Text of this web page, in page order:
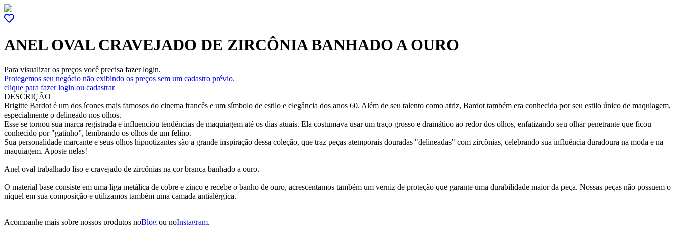
ANEL OVAL CRAVEJADO DE ZIRCÔNIA BANHADO A OURO
Para visualizar os preços você precisa fazer login.
Protegemos seu negócio não exibindo os preços sem um cadastro prévio.
clique para fazer login ou cadastrar
DESCRIÇÃO
Brigitte Bardot é um dos ícones mais famosos do cinema francês e um símbolo de estilo e elegância dos anos 60. Além de seu talento como atriz, Bardot também era conhecida por seu estilo único de maquiagem,
especialmente o delineado nos olhos.
Esse se tornou sua marca registrada e influenciou tendências de maquiagem até os dias atuais. Ela costumava usar um traço grosso e dramático ao redor dos olhos, enfatizando seu olhar penetrante que ficou
conhecido por "gatinho”, lembrando os olhos de um felino.
Sua personalidade marcante e seus olhos hipnotizantes são a grande inspiração dessa coleção, que traz peças atemporais douradas "delineadas" com zircônias, celebrando sua influência duradoura na moda e na
maquiagem. Aposte nelas!
Anel oval trabalhado liso e cravejado de zircônias na cor branca banhado a ouro.
O material base consiste em uma liga metálica de cobre e zinco e recebe o banho de ouro, acrescentamos também um verniz de proteção que garante uma durabilidade maior da peça. Nossas peças não possuem o
níquel em sua composição e utilizamos também uma camada antialérgica.
Acompanhe mais sobre nossos produtos noBlog ou noInstagram.